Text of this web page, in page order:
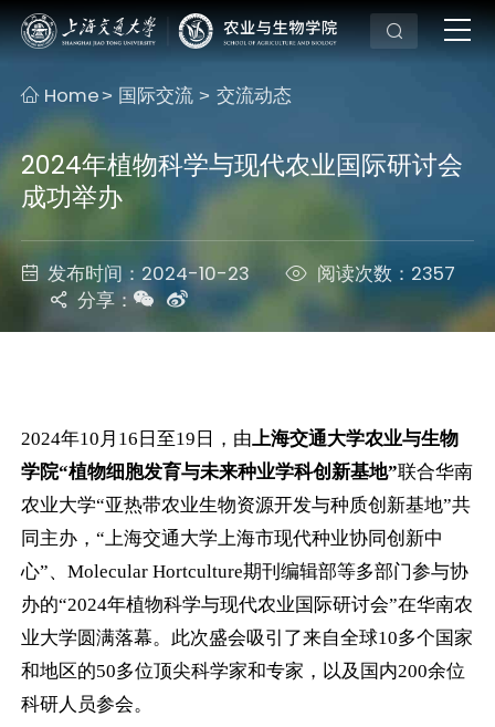
Home> 国际交流 > 交流动态
2024年植物科学与现代农业国际研讨会
成功举办
发布时间：2024-10-23
阅读次数：2357
分享：
2024年10月16日至19日，由上海交通大学农业与生物
学院“植物细胞发育与未来种业学科创新基地”联合华南
农业大学“亚热带农业生物资源开发与种质创新基地”共
同主办，“上海交通大学上海市现代种业协同创新中
心”、Molecular Hortculture期刊编辑部等多部门参与协
办的“2024年植物科学与现代农业国际研讨会”在华南农
业大学圆满落幕。此次盛会吸引了来自全球10多个国家
和地区的50多位顶尖科学家和专家，以及国内200余位
科研人员参会。